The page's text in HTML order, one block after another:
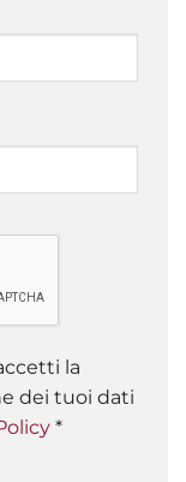
la
dei tuoi dati
*